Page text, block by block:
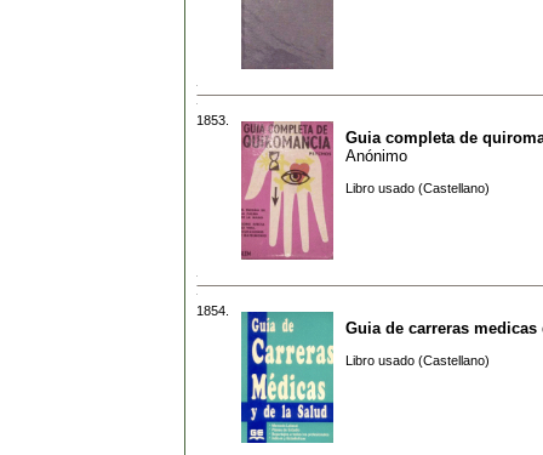
1853.
Guia completa de
Anónimo
Libro usado (Castellano)
1854.
Guia de carreras medicas
Libro usado (Castellano)